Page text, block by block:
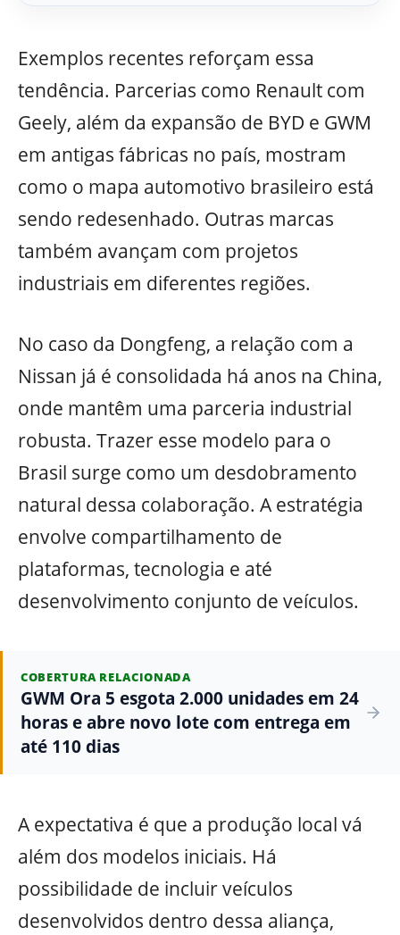
Exemplos recentes reforçam essa
tendência. Parcerias como Renault com
Geely, além da expansão de BYD e GWM
em antigas fábricas no país, mostram
como o mapa automotivo brasileiro está
sendo redesenhado. Outras marcas
também avançam com projetos
industriais em diferentes regiões.
No caso da Dongfeng, a relação com a
Nissan já é consolidada há anos na China,
onde mantêm uma parceria industrial
robusta. Trazer esse modelo para o
Brasil surge como um desdobramento
natural dessa colaboração. A estratégia
envolve compartilhamento de
plataformas, tecnologia e até
desenvolvimento conjunto de veículos.
COBERTURA RELACIONADA
GWM Ora 5 esgota 2.000 unidades em 24
horas e abre novo lote com entrega em
até 110 dias
A expectativa é que a produção local vá
além dos modelos iniciais. Há
possibilidade de incluir veículos
desenvolvidos dentro dessa aliança,